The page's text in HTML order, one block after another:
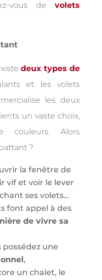
vous devolets
deux types de
et les volets
les deux
un vaste choix,
Alors
?
la fenêtre de
vif et voir le lever
ses volets…
font appel à des
de vivre sa
possédez une
,
un chalet, le